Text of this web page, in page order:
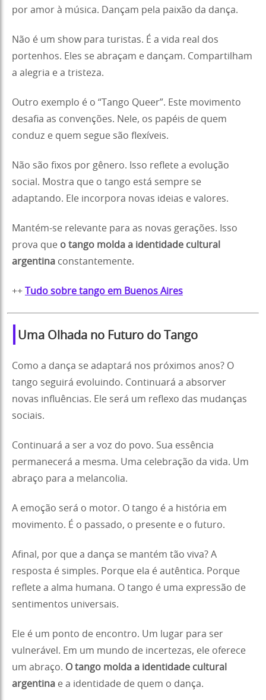
por amor à música. Dançam pela paixão da dança.
Não é um show para turistas. É a vida real dos
portenhos. Eles se abraçam e dançam. Compartilham
a alegria e a tristeza.
Outro exemplo é o “Tango Queer”. Este movimento
desafia as convenções. Nele, os papéis de quem
conduz e quem segue são flexíveis.
Não são fixos por gênero. Isso reflete a evolução
social. Mostra que o tango está sempre se
adaptando. Ele incorpora novas ideias e valores.
Mantém-se relevante para as novas gerações. Isso
prova que o tango molda a identidade cultural
argentina constantemente.
++ Tudo sobre tango em Buenos Aires
Uma Olhada no Futuro do Tango
Como a dança se adaptará nos próximos anos? O
tango seguirá evoluindo. Continuará a absorver
novas influências. Ele será um reflexo das mudanças
sociais.
Continuará a ser a voz do povo. Sua essência
permanecerá a mesma. Uma celebração da vida. Um
abraço para a melancolia.
A emoção será o motor. O tango é a história em
movimento. É o passado, o presente e o futuro.
Afinal, por que a dança se mantém tão viva? A
resposta é simples. Porque ela é autêntica. Porque
reflete a alma humana. O tango é uma expressão de
sentimentos universais.
Ele é um ponto de encontro. Um lugar para ser
vulnerável. Em um mundo de incertezas, ele oferece
um abraço. O tango molda a identidade cultural
argentina e a identidade de quem o dança.